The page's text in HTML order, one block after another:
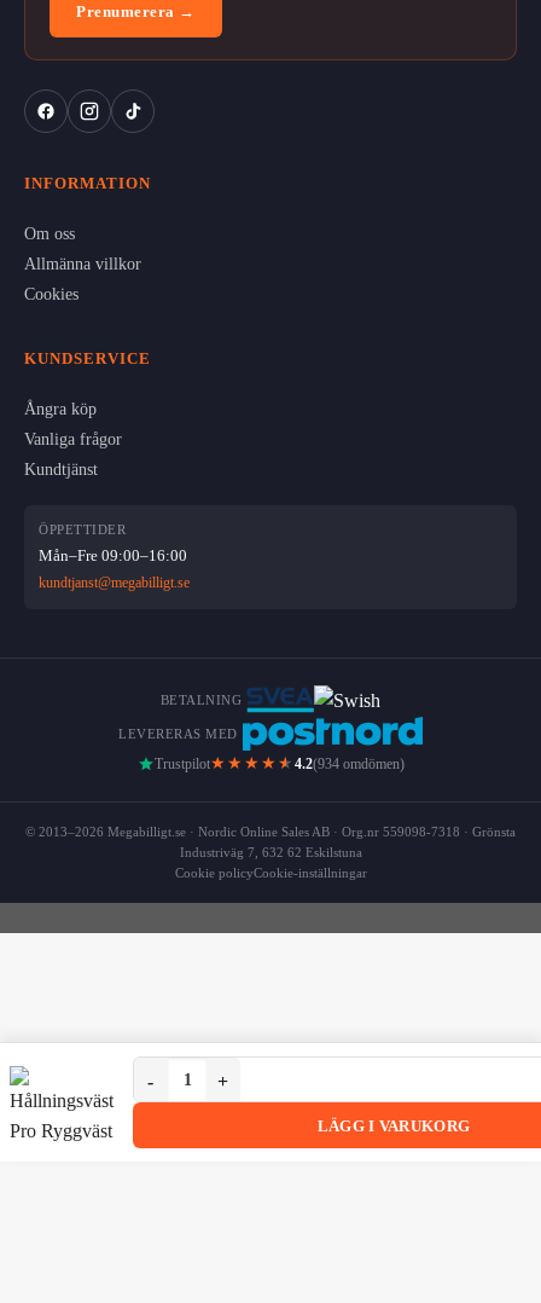
Prenumerera →
INFORMATION
Om oss
Allmänna villkor
Cookies
KUNDSERVICE
Ångra köp
Vanliga frågor
Kundtjänst
ÖPPETTIDER
Mån–Fre 09:00–16:00
kundtjanst@megabilligt.se
BETALNING
LEVERERAS MED
Trustpilot★★★★ ★ 4.2(934 omdömen)
© 2013–2026 Megabilligt.se · Nordic Online Sales AB · Org.nr 559098-7318 · Grönsta
Industriväg 7, 632 62 Eskilstuna
Cookie policyCookie-inställningar
Hållningsväst PRO Ryggväst Bättre Hållning L
Hållningsväst PRO Ryggväst Bättre Hållning L mängd
LÄGG I VARUKORG